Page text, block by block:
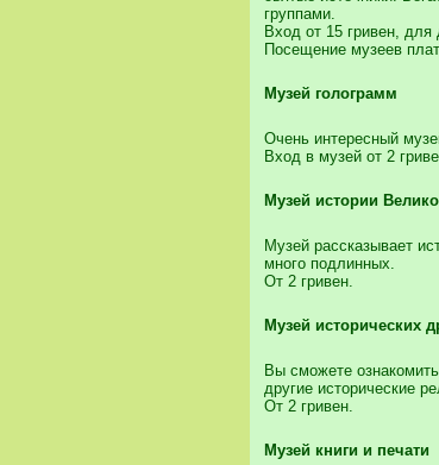
группами.
Вход от 15 гривен, для
Посещение музеев
Музей голограмм
Очень интересный
Вход в музей от 2
Музей истории
Музей рассказывает
много подлинных.
От 2 гривен.
Музей исторических
Вы сможете
другие исторические
От 2 гривен.
Музей книги и печати